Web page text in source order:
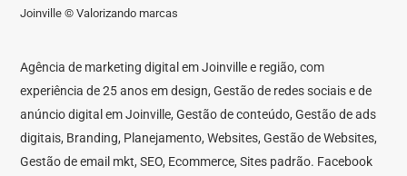
Joinville © Valorizando marcas
Agência de marketing digital em Joinville e região, com
experiência de 25 anos em design, Gestão de redes sociais e de
anúncio digital em Joinville, Gestão de conteúdo, Gestão de ads
digitais, Branding, Planejamento, Websites, Gestão de Websites,
Gestão de email mkt, SEO, Ecommerce, Sites padrão. Facebook